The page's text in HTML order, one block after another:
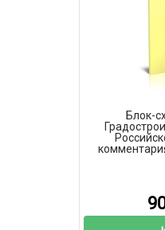
Блок-